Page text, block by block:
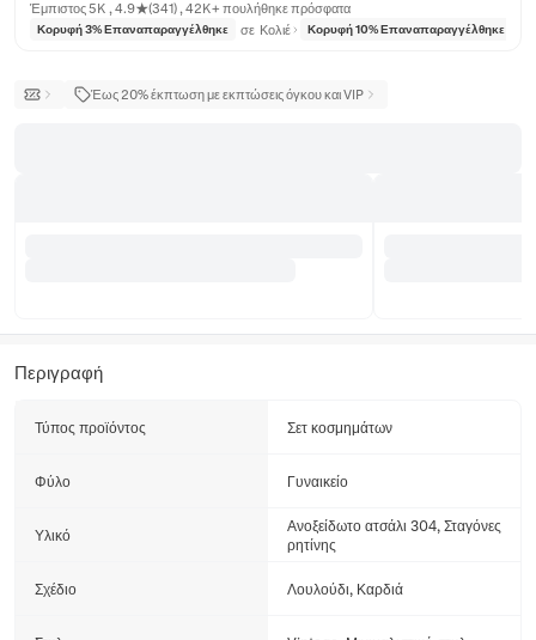
Έμπιστος 5K , 4.9★(341) , 42K+ πουλήθηκε πρόσφατα
Κορυφή 3% Επαναπαραγγέλθηκε σε Κολιέ Κορυφή 10% Επαναπαραγγέλθηκε
Έως 20% έκπτωση με εκπτώσεις όγκου και VIP
Περιγραφή
Τύπος προϊόντος Σετ κοσμημάτων
Φύλο Γυναικείο
Υλικό
Ανοξείδωτο ατσάλι 304, Σταγόνες
ρητίνης
Σχέδιο Λουλούδι, Καρδιά